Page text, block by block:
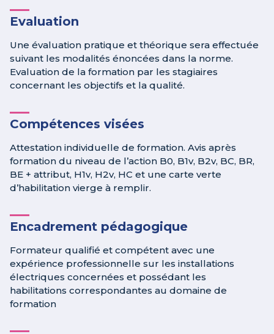
Evaluation
Une évaluation pratique et théorique sera effectuée
suivant les modalités énoncées dans la norme.
Evaluation de la formation par les stagiaires
concernant les objectifs et la qualité.
Compétences visées
Attestation individuelle de formation. Avis après
formation du niveau de l’action B0, B1v, B2v, BC, BR,
BE + attribut, H1v, H2v, HC et une carte verte
d’habilitation vierge à remplir.
Encadrement pédagogique
Formateur qualifié et compétent avec une
expérience professionnelle sur les installations
électriques concernées et possédant les
habilitations correspondantes au domaine de
formation